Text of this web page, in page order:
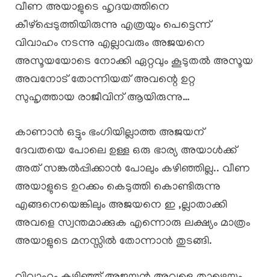
വീണ അയാളുടെ ഹൃദയത്തിനെ
കീഴ്പ്പെടുത്തിയിരുന്നു എത്രയും പെട്ടെന്ന്
വിവാഹം നടന്നു എല്ലാവരും അജയനെ
അസൂയയോടെ നോക്കി ഏറ്റവും കൂടുതൽ അസൂയ
അവനോട് തോന്നിയത് അവന്റെ ഉറ്റ
സുഹൃത്തായ രാജീവിന് ആയിരുന്നു…
കാണാൻ ഒട്ടും ഭംഗിയില്ലാത്ത അജയന്
ദേവതയെ പോലെ ഉള്ള ഒരു ഭാര്യ അയാൾക്ക്
അത് സങ്കൽപ്പിക്കാൻ പോലും കഴിഞ്ഞില്ല.. വീണ
അയാളുടെ ഉറക്കം കെടുത്തി കൊണ്ടിരുന്നു
എങ്ങനെയെങ്കിലും അജയനെ ഇ ,ല്ലാതാക്കി
അവളെ സ്വന്തമാക്കുക എന്നൊരു ലക്ഷ്യം മാത്രം
അയാളുടെ മനസ്സിൽ തോന്നാൻ തുടങ്ങി.